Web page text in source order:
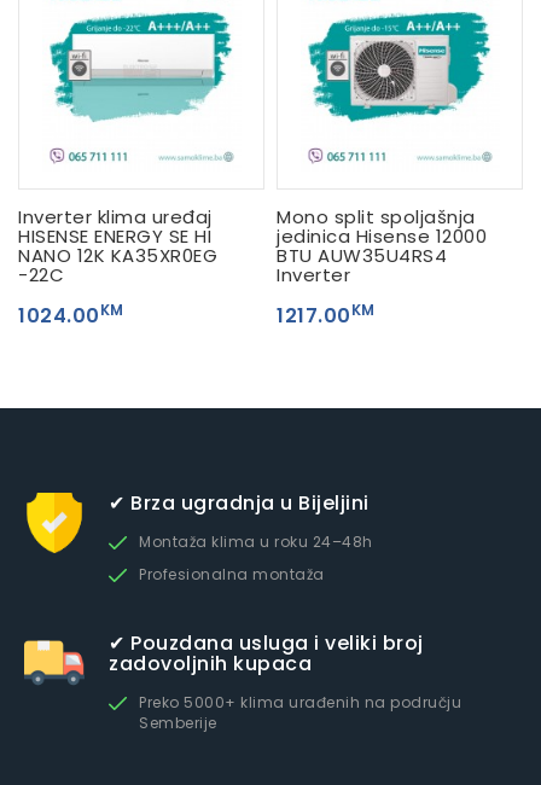
Inverter klima uređaj
HISENSE ENERGY SE HI
NANO 12K KA35XR0EG
-22C
1024.00KM
Mono split spoljašnja
jedinica Hisense 12000
BTU AUW35U4RS4
Inverter
1217.00KM
✔ Brza ugradnja u Bijeljini
Montaža klima u roku 24–48h
Profesionalna montaža
✔ Pouzdana usluga i veliki broj
zadovoljnih kupaca
Preko 5000+ klima urađenih na području
Semberije